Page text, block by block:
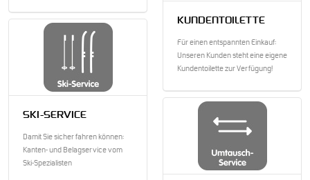
KUNDENTOILETTE
Für einen entspannten Einkauf:
Unseren Kunden steht eine eigene
Kundentoilette zur Verfügung!
SKI-SERVICE
Damit Sie sicher fahren können:
Kanten- und Belagservice vom
Ski-Spezialisten